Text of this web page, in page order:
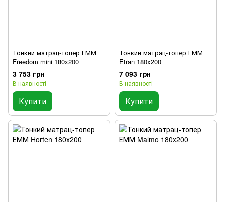
Тонкий матрац-топер ЕММ
Freedom mini 180x200
3 753 грн
В наявності
Купити
Тонкий матрац-топер ЕММ
Etran 180x200
7 093 грн
В наявності
Купити